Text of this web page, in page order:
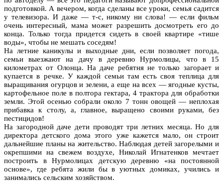
подготовкой. А вечером, когда сделаны все уроки, семья садится
у телевизора. И даже — т-с, никому ни слова! — если фильм
очень интересный, мама может разрешить досмотреть его до
конца. Только тогда придется сидеть в своей квартире «тише
воды», чтобы не мешать соседям!
На летние каникулы и выходные дни, если позволяет погода,
семьи выезжают на дачу в деревню Нурмолицы, что в 15
километрах от Олонца. На даче ребятня не только загорает и
купается в речке. У каждой семьи там есть своя теплица для
выращивания огурцов и зелени, а еще на всех — ягодные кусты,
картофельное поле в полтора гектара, 4 трактора для обработки
земли. Этой осенью собрали около 7 тонн овощей — неплохая
прибавка к столу, а, главное, выращено своими руками, без
пестицидов!
На загородной даче дети проводят три летних месяца. Но для
директора детского дома этого уже кажется мало, он строит
дальнейшие планы на жительство. Наблюдая детей загорелыми и
окрепшими на свежем воздухе, Николай Игнатенков мечтает
построить в Нурмолицах детскую деревню «на постоянной
основе», где ребята жили бы в уютных домиках, учились и
занимались сельским хозяйством.